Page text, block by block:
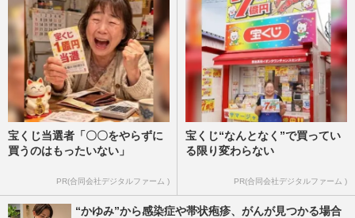
宝くじ当選者「〇〇をやらずに
買うのはもったいない」
PR(合同会社デジタルファーム )
宝くじ“なんとなく”で買ってい
る限り変わらない
PR(合同会社デジタルファーム )
“かゆみ”から感染症や帯状疱疹、がんが見つかる場合